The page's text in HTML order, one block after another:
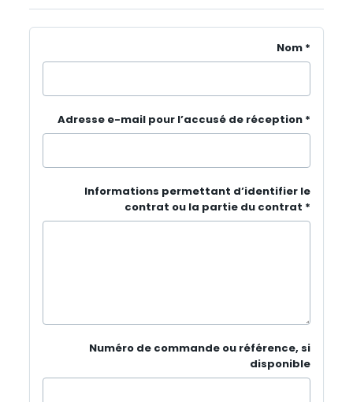
Nom *
Adresse e-mail pour l’accusé de réception *
Informations permettant d’identifier le
contrat ou la partie du contrat *
Numéro de commande ou référence, si
disponible